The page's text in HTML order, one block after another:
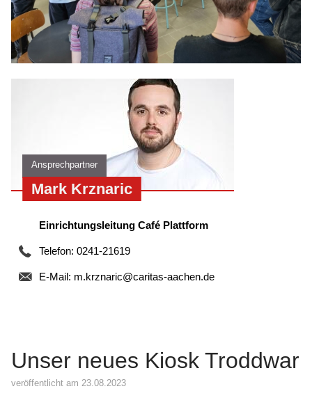
Unser neues Kiosk Troddwar
veröffentlicht am 23.08.2023
Ansprechpartner
Mark Krznaric
Einrichtungsleitung Café Plattform
Telefon: 0241-21619
E-Mail: m.krznaric@caritas-aachen.de